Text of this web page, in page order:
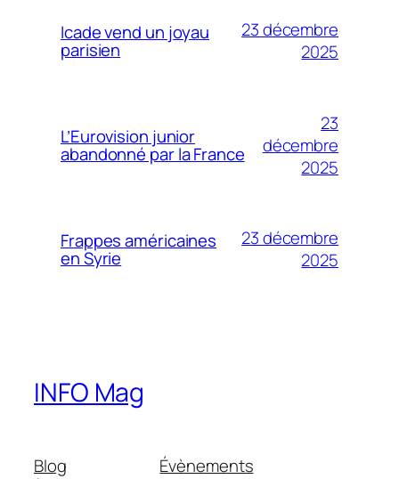
Icade vend un joyau
parisien
23 décembre
2025
L’Eurovision junior
abandonné par la France
23
décembre
2025
Frappes américaines
en Syrie
23 décembre
2025
INFO Mag
Blog
Évènements